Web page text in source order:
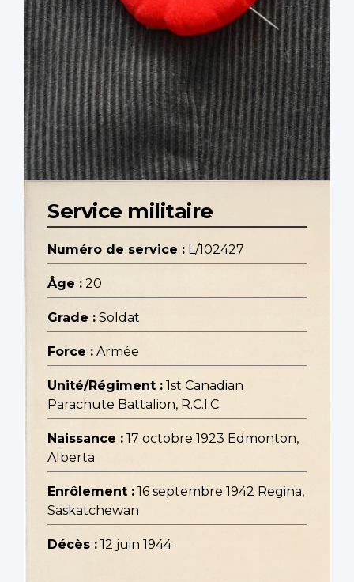
Service militaire
Numéro de service : L/102427
Âge : 20
Grade : Soldat
Force : Armée
Unité/Régiment : 1st Canadian
Parachute Battalion, R.C.I.C.
Naissance : 17 octobre 1923 Edmonton,
Alberta
Enrôlement : 16 septembre 1942 Regina,
Saskatchewan
Décès : 12 juin 1944